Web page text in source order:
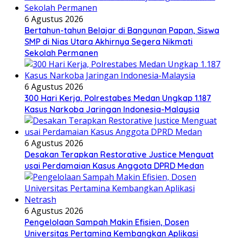
6 Agustus 2026
Bertahun-tahun Belajar di Bangunan Papan, Siswa
SMP di Nias Utara Akhirnya Segera Nikmati
Sekolah Permanen
6 Agustus 2026
300 Hari Kerja, Polrestabes Medan Ungkap 1.187
Kasus Narkoba Jaringan Indonesia-Malaysia
6 Agustus 2026
Desakan Terapkan Restorative Justice Menguat
usai Perdamaian Kasus Anggota DPRD Medan
6 Agustus 2026
Pengelolaan Sampah Makin Efisien, Dosen
Universitas Pertamina Kembangkan Aplikasi